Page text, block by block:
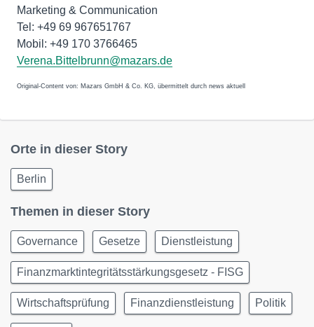
Marketing & Communication
Tel: +49 69 967651767
Mobil: +49 170 3766465
Verena.Bittelbrunn@mazars.de
Original-Content von: Mazars GmbH & Co. KG, übermittelt durch news aktuell
Orte in dieser Story
Berlin
Themen in dieser Story
Governance Gesetze Dienstleistung
Finanzmarktintegritätsstärkungsgesetz - FISG
Wirtschaftsprüfung Finanzdienstleistung Politik